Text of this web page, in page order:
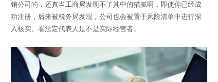
销公司的，还真当工商局发现不了其中的猫腻啊，即使你已经成
功注册，后来被税务局发现，公司也会被置于风险清单中进行深
入核实。看法定代表人是不是实际经营者。